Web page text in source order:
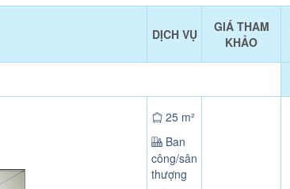
DỊCH VỤ
GIÁ THAM
KHẢO
25 m²
Ban
công/sân
thượng